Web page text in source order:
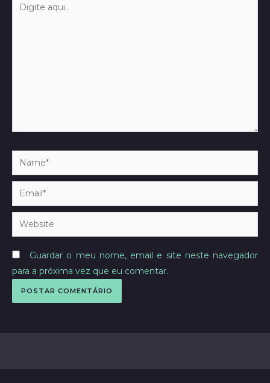
aqui..
Name*
Email*
Website
Guardar o meu nome, email e site neste navegador
para a próxima vez que eu comentar.